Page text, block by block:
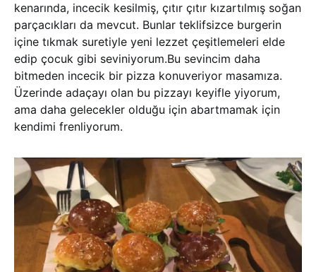
kenarında, incecik kesilmiş, çıtır çıtır kızartılmış soğan
parçacıkları da mevcut. Bunlar teklifsizce burgerin
içine tıkmak suretiyle yeni lezzet çeşitlemeleri elde
edip çocuk gibi seviniyorum.Bu sevincim daha
bitmeden incecik bir pizza konuveriyor masamıza.
Üzerinde adaçayı olan bu pizzayı keyifle yiyorum,
ama daha gelecekler olduğu için abartmamak için
kendimi frenliyorum.